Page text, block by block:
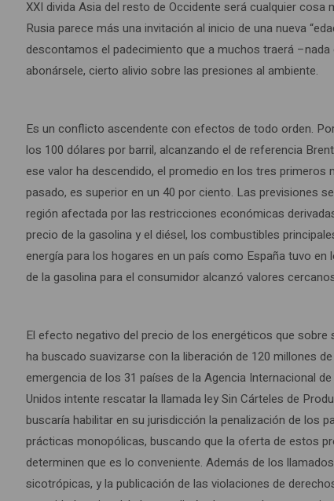
XXI divida Asia del resto de Occidente será cualquier
Rusia parece más una invitación al inicio de una nueva
descontamos el padecimiento que a muchos traerá
abonársele, cierto alivio sobre las presiones al ambiente.
Es un conflicto ascendente con efectos de todo orden.
los 100 dólares por barril, alcanzando el de referencia
ese valor ha descendido, el promedio en los tres
pasado, es superior en un 40 por ciento. Las previsiones
región afectada por las restricciones económicas
precio de la gasolina y el diésel, los combustibles
energía para los hogares en un país como España tuvo
de la gasolina para el consumidor alcanzó valores
El efecto negativo del precio de los energéticos que
ha buscado suavizarse con la liberación de 120 millones
emergencia de los 31 países de la Agencia Internacional
Unidos intente rescatar la llamada ley Sin Cárteles de
buscaría habilitar en su jurisdicción la penalización de los
prácticas monopólicas, buscando que la oferta de estos
determinen que es lo conveniente. Además de los
sicotrópicas, y la publicación de las violaciones de